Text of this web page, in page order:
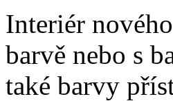
Interiér
barvě nebo s
také barvy